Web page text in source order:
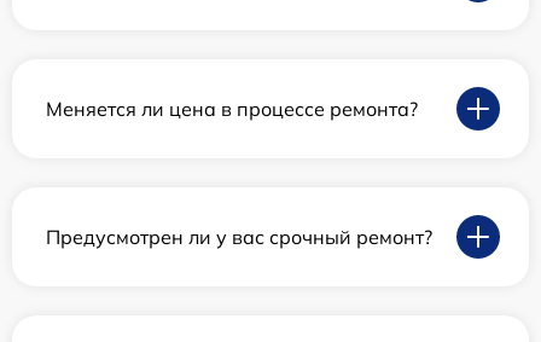
Меняется ли цена в процессе ремонта?
Предусмотрен ли у вас срочный ремонт?